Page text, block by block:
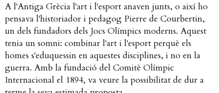
A l'Antiga Grècia l'art i l'esport anaven junts, o així ho
pensava l'historiador i pedagog Pierre de Courbertin,
un dels fundadors dels Jocs Olímpics moderns. Aquest
tenia un somni: combinar l'art i l'esport perquè els
homes s'eduquessin en aquestes disciplines, i no en la
guerra. Amb la fundació del Comitè Olímpic
Internacional el 1894, va veure la possibilitat de dur a